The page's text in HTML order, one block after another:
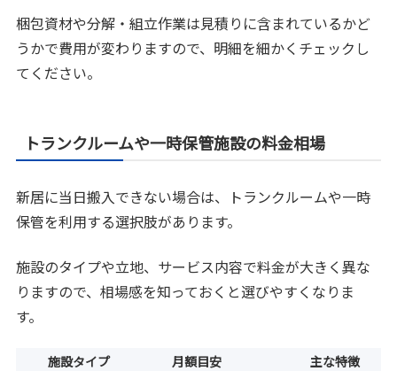
梱包資材や分解・組立作業は見積りに含まれているかど
うかで費用が変わりますので、明細を細かくチェックし
てください。
トランクルームや一時保管施設の料金相場
新居に当日搬入できない場合は、トランクルームや一時
保管を利用する選択肢があります。
施設のタイプや立地、サービス内容で料金が大きく異な
りますので、相場感を知っておくと選びやすくなりま
す。
施設タイプ 月額目安 主な特徴